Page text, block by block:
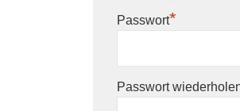
Passwort*
Passwort